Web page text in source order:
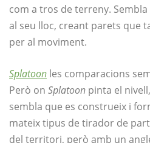
com a tros de terreny.
al seu lloc, creant parets que
per al moviment.
Splatoon les comparacions
Però on Splatoon pinta el
sembla que es construeix i
mateix tipus de tirador de
del territori, però amb un